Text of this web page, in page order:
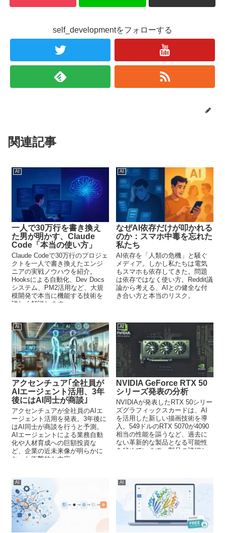
self_developmentをフォローする
関連記事
AI
一人で30万行を書き換え
た男が明かす、Claude
Code「本当の使い方」
Claude Codeで30万行のプロジェ
クトを一人で書き換えたエンジ
ニアの実戦ノウハウを紹介。
Hooksによる自動化、Dev Docs
システム、PM2活用など、大規
模開発で本当に機能する技術を
詳しく解説します。
AI
なぜAI依存だけが叩かれる
のか：スマホ中毒を忘れた
私たち
AI依存を「人類の危機」と騒ぐ
メディア。しかし私たちは電気
もスマホも依存してきた。問題
は依存ではなく使い方。Reddit議
論から考える、AIとの健全な付
き合い方と本当のリスク。
AI
アクセンチュア｢全社員が
AIエージェント活用、3年
後にはAI同士が商談｣
アクセンチュアが全社員のAIエ
ージェント活用を発表。3年後に
はAI同士が商談を行うと予測。
AIエージェントによる業務自動
化や人材育成への巨額投資な
ど、企業の近未来像が明らかに
なった衝撃的な内容。
AI
NVIDIA GeForce RTX 50
シリーズ発表の分析
NVIDIAが発表したRTX 50シリー
ズグラフィックスカードは、AI
を活用した新しい描画技術を導
入。549ドルのRTX 5070が4090
相当の性能を謳うなど、過去に
ない革新的な製品となる可能性
を秘めています。製品の詳細と
AI AI